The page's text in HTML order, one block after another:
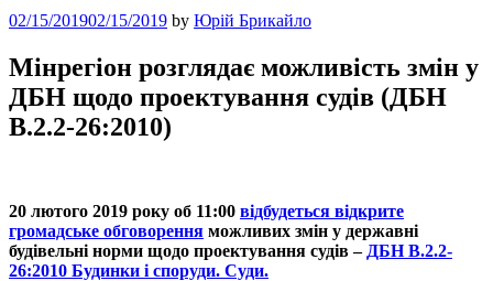
Posted
02/15/201902/15/2019 by Юрій Брикайло
Мінрегіон розглядає можливість змін у
ДБН щодо проектування судів (ДБН
В.2.2-26:2010)
20 лютого 2019 року об 11:00 відбудеться відкрите
громадське обговорення можливих змін у державні
будівельні норми щодо проектування судів – ДБН В.2.2-
26:2010 Будинки і споруди. Суди.